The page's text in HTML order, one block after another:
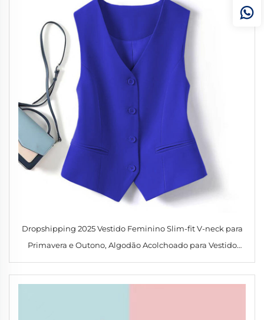
Dropshipping 2025 Vestido Feminino Slim-fit V-neck para
Primavera e Outono, Algodão Acolchoado para Vestido
Feminino